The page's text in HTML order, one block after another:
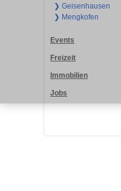
❯ Geisenhausen
❯ Mengkofen
Events
Freizeit
Immobilien
Jobs